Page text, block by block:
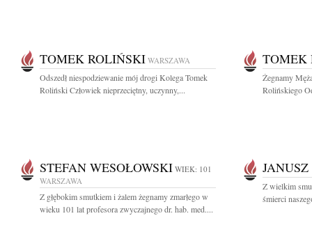
TOMEK ROLIŃSKI WARSZAWA
Odszedł niespodziewanie mój drogi Kolega Tomek
Roliński Człowiek nieprzeciętny, uczynny,...
TOMEK
Żegnamy
Rolińskiego
STEFAN WESOŁOWSKI WIEK: 101
WARSZAWA
Z głębokim smutkiem i żalem żegnamy zmarłego w
wieku 101 lat profesora zwyczajnego dr. hab. med....
Z wielkim
śmierci